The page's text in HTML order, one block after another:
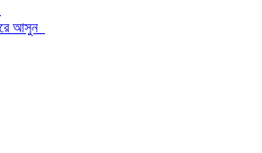
আসুন